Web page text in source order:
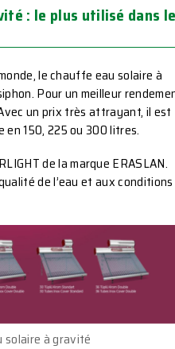
: le plus utilisé dans
le chauffe eau solaire à
Pour un meilleur
un prix très attrayant, il est
en 150, 225 ou 300 litres.
de la marque ERASLAN.
de l’eau et aux conditions
à gravité